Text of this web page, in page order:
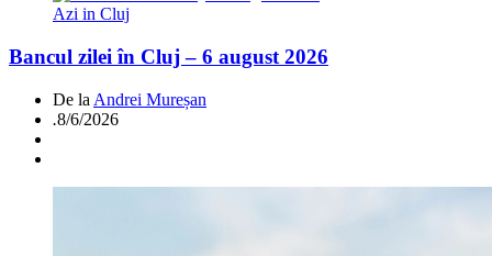
Azi in Cluj
Bancul zilei în Cluj – 6 august 2026
De la Andrei Mureșan
.8/6/2026